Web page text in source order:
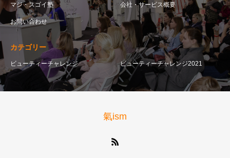
マジ・スゴイ塾 会社・サービス概要
お問い合わせ
カテゴリー
ビューティーチャレンジ ビューティーチャレンジ2021
氣ism